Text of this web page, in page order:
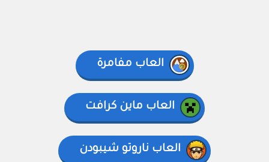
العاب مفامرة
العاب ماين كرافت
العاب ناروتو شيبودن